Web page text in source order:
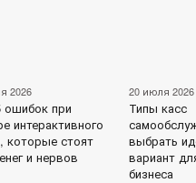
2026
ошибок при
интерактивного
которые стоят
и нервов
20 июля 2026
Типы касс
выбрать
вариант
бизнеса